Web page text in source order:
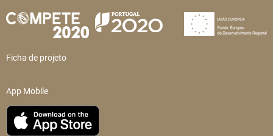
Ficha de projeto
App Mobile